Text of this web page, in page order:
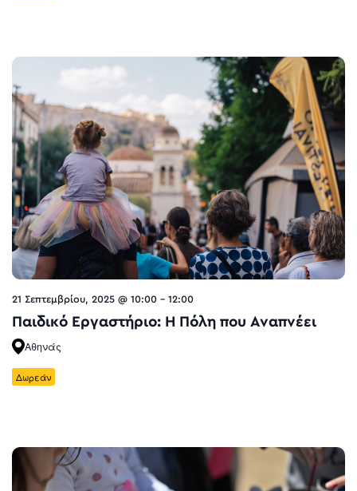
21 Σεπτεμβρίου, 2025 @ 10:00 - 12:00
Παιδικό Εργαστήριο: Η Πόλη που Αναπνέει
Αθηνάς
Δωρεάν